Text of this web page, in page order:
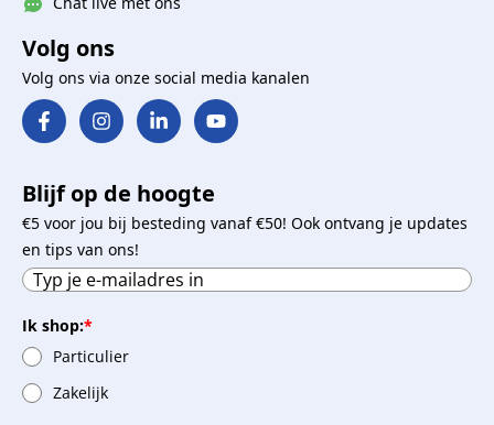
Volg ons
Volg ons via onze social media kanalen
Blijf op de hoogte
€5 voor jou bij besteding vanaf €50! Ook ontvang je updates
en tips van ons!
Ik shop:*
Particulier
Zakelijk